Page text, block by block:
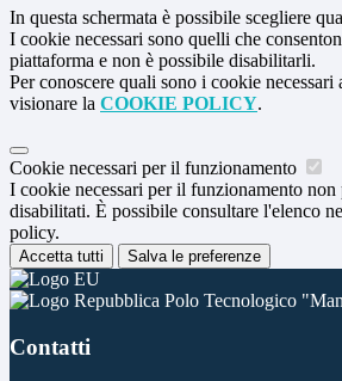
In questa schermata è possibile scegliere
I cookie necessari sono quelli che
piattaforma e non è possibile disabilitarli.
Per conoscere quali sono i cookie
visionare la COOKIE POLICY.
Cookie necessari per il funzionamento
I cookie necessari per il funzionamento non
disabilitati. È possibile consultare l'elenco
policy.
Accetta tutti Salva le preferenze
Polo Tecnologico
Contatti